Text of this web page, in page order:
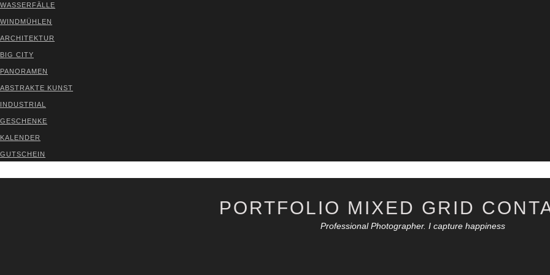
WAS­SER­FÄL­LE
WIND­MÜH­LEN
ARCHI­TEK­TUR
BIG CITY
PAN­ORA­MEN
ABS­TRAK­TE KUNST
INDUS­TRI­AL
GESCHEN­KE
KALEN­DER
GUT­SCHEIN
PORT­FO­LIO MIXED GRID
Professional Photographer. I capture happiness